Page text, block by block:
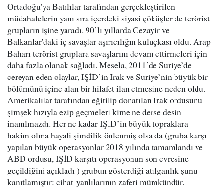
Ortadoğu’ya Batılılar tarafından gerçekleştirilen
müdahalelerin yanı sıra içerdeki siyasi çöküşler de terörist
grupların işine yaradı. 90’lı yıllarda Cezayir ve
Balkanlar'daki iç savaşlar aşırıcılığın kuluçkası oldu. Arap
Baharı terörist gruplara savaşlarını devam ettirmeleri için
daha fazla olanak sağladı. Mesela, 2011’de Suriye’de
cereyan eden olaylar, IŞİD’in Irak ve Suriye’nin büyük bir
bölümünü içine alan bir hilafet ilan etmesine neden oldu.
Amerikalılar tarafından eğitilip donatılan Irak ordusunu
şimşek hızıyla ezip geçmeleri kime ne derse desin
inanılmazdı. Her ne kadar IŞİD’in büyük topraklara
hakim olma hayali şimdilik önlenmiş olsa da (gruba karşı
yapılan büyük operasyonlar 2018 yılında tamamlandı ve
ABD ordusu, IŞİD karşıtı operasyonun son evresine
geçildiğini açıkladı ) grubun gösterdiği atılganlık şunu
kanıtlamıştır: cihat yanlılarının zaferi mümkündür.